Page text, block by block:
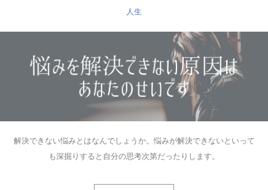
人生
解決できない悩みとはなんでしょうか。悩みが解決できないといって
も深掘りすると自分の思考次第だったりします。